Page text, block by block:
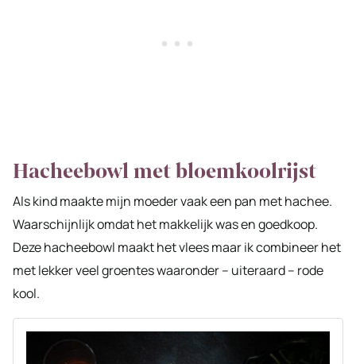
Hacheebowl met bloemkoolrijst
Als kind maakte mijn moeder vaak een pan met hachee.
Waarschijnlijk omdat het makkelijk was en goedkoop.
Deze hacheebowl maakt het vlees maar ik combineer het
met lekker veel groentes waaronder – uiteraard – rode
kool.